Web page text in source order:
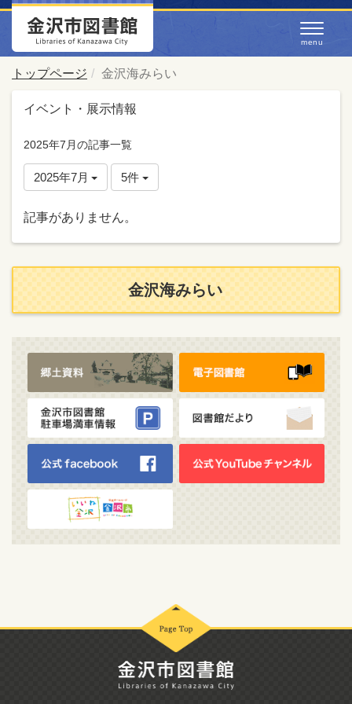
トップページ 金沢海みらい
イベント・展示情報
2025年7月の記事一覧
2025年7月 5件
記事がありません。
金沢海みらい